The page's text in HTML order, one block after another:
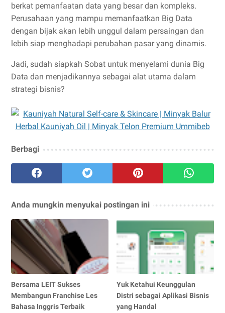
berkat pemanfaatan data yang besar dan kompleks.
Perusahaan yang mampu memanfaatkan Big Data
dengan bijak akan lebih unggul dalam persaingan dan
lebih siap menghadapi perubahan pasar yang dinamis.
Jadi, sudah siapkah Sobat untuk menyelami dunia Big
Data dan menjadikannya sebagai alat utama dalam
strategi bisnis?
Berbagi
Anda mungkin menyukai postingan ini
Bersama LEIT Sukses
Membangun Franchise Les
Bahasa Inggris Terbaik
Yuk Ketahui Keunggulan
Distri sebagai Aplikasi Bisnis
yang Handal